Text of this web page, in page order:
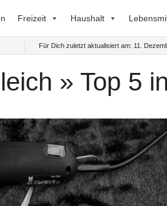
Freizeit Haushalt
Für Dich zuletzt aktualisiert am: 11.
» Top 5